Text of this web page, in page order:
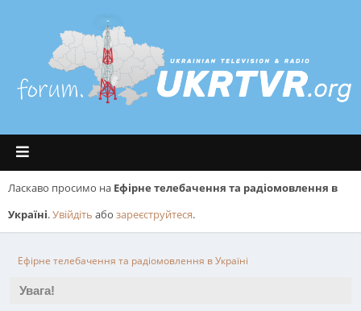
Ласкаво просимо на Ефірне телебачення та радіомовлення в
Україні.Увійдіть або зареєструйтеся.
Ефірне телебачення та радіомовлення в Україні
Увага!